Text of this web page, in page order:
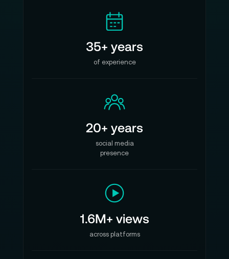
35+ years
of experience
20+ years
social media
presence
1.6M+ views
across platforms